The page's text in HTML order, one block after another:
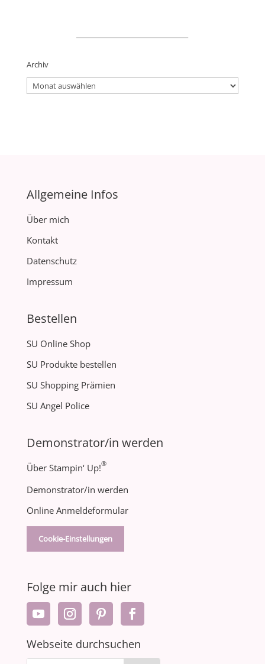
Archiv
Archiv
Allgemeine Infos
Über mich
Kontakt
Datenschutz
Impressum
Bestellen
SU Online Shop
SU Produkte bestellen
SU Shopping Prämien
SU Angel Police
Demonstrator/in werden
Über Stampin‘ Up!®
Demonstrator/in werden
Online Anmeldeformular
Cookie-Einstellungen
Folge mir auch hier
Webseite durchsuchen